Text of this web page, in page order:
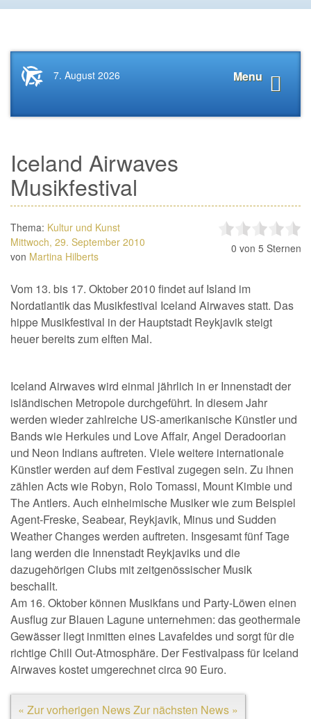
Startseite
News.Tourismus.com
Menu
7. August 2026
Iceland Airwaves
Musikfestival
Thema: Kultur und Kunst
Mittwoch, 29. September 2010
von Martina Hilberts
0 von 5 Sternen
Vom 13. bis 17. Oktober 2010 findet auf Island im
Nordatlantik das Musikfestival Iceland Airwaves statt. Das
hippe Musikfestival in der Hauptstadt Reykjavik steigt
heuer bereits zum elften Mal.
Iceland Airwaves wird einmal jährlich in er Innenstadt der
isländischen Metropole durchgeführt. In diesem Jahr
werden wieder zahlreiche US-amerikanische Künstler und
Bands wie Herkules und Love Affair, Angel Deradoorian
und Neon Indians auftreten. Viele weitere internationale
Künstler werden auf dem Festival zugegen sein. Zu ihnen
zählen Acts wie Robyn, Rolo Tomassi, Mount Kimbie und
The Antlers. Auch einheimische Musiker wie zum Beispiel
Agent-Freske, Seabear, Reykjavik, Minus und Sudden
Weather Changes werden auftreten. Insgesamt fünf Tage
lang werden die Innenstadt Reykjaviks und die
dazugehörigen Clubs mit zeitgenössischer Musik
beschallt.
Am 16. Oktober können Musikfans und Party-Löwen einen
Ausflug zur Blauen Lagune unternehmen: das geothermale
Gewässer liegt inmitten eines Lavafeldes und sorgt für die
richtige Chill Out-Atmosphäre. Der Festivalpass für Iceland
Airwaves kostet umgerechnet circa 90 Euro.
« Zur vorherigen NewsZur nächsten News »